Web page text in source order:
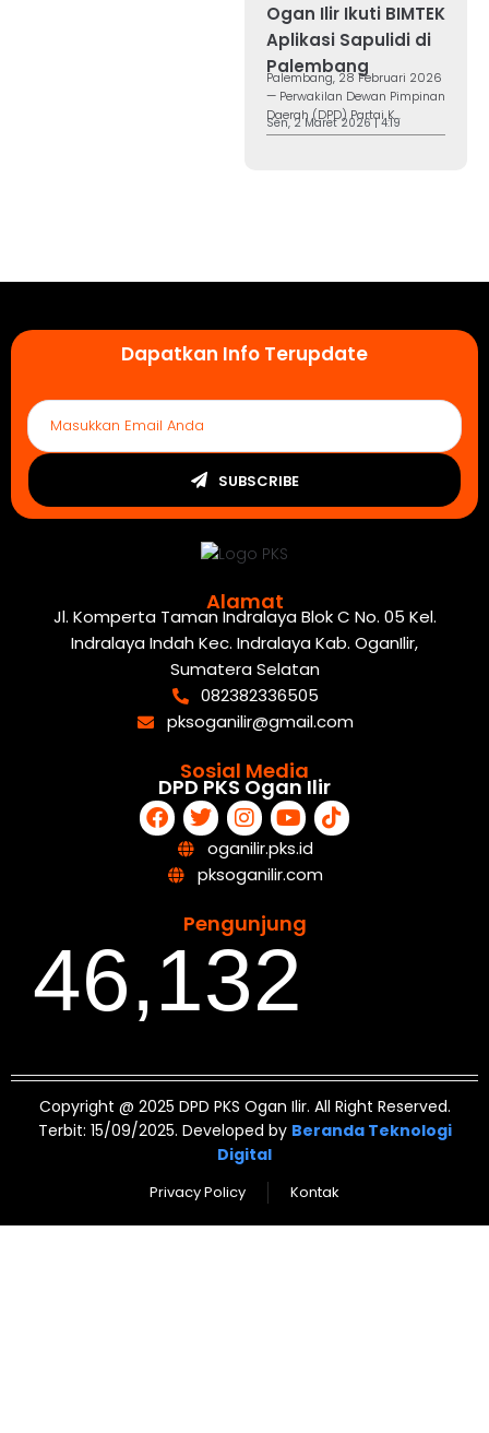
Ogan Ilir Ikuti BIMTEK
Aplikasi Sapulidi di
Palembang
Palembang, 28 Februari 2026
— Perwakilan Dewan Pimpinan
Daerah (DPD) Partai K...
Sen, 2 Maret 2026 | 4:19
Dapatkan Info Terupdate
SUBSCRIBE
Alamat
Jl. Komperta Taman Indralaya Blok C No. 05 Kel.
Indralaya Indah Kec. Indralaya Kab. OganIlir,
Sumatera Selatan
082382336505
pksoganilir@gmail.com
Sosial Media
DPD PKS Ogan Ilir
oganilir.pks.id
pksoganilir.com
Pengunjung
46,132
Copyright @ 2025 DPD PKS Ogan Ilir. All Right Reserved.
Terbit: 15/09/2025. Developed by Beranda Teknologi
Digital
Privacy Policy Kontak